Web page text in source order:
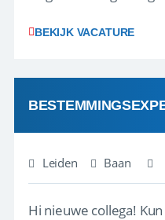
naar enthousiaste
samenstellen van
BEKIJK VACATURE
Leiden Baan
Hi nieuwe collega!